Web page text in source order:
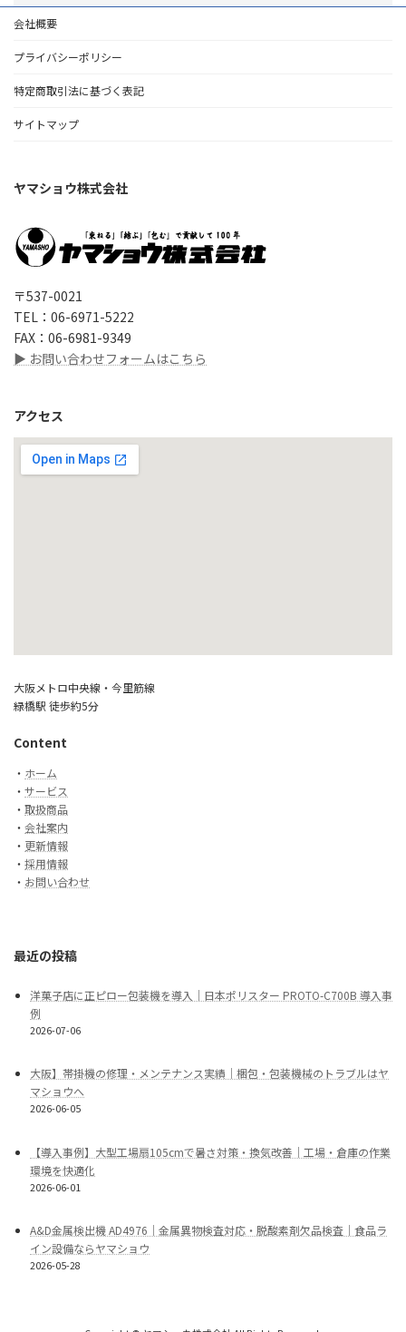
会社概要
プライバシーポリシー
特定商取引法に基づく表記
サイトマップ
ヤマショウ株式会社
〒537-0021
TEL：06-6971-5222
FAX：06-6981-9349
▶ お問い合わせフォームはこちら
アクセス
大阪メトロ中央線・今里筋線
緑橋駅 徒歩約5分
Content
・ ホーム
・ サービス
・ 取扱商品
・ 会社案内
・ 更新情報
・ 採用情報
・ お問い合わせ
最近の投稿
洋菓子店に正ピロー包装機を導入｜日本ポリスター PROTO-C700B 導入事
例
2026-07-06
大阪】帯掛機の修理・メンテナンス実績｜梱包・包装機械のトラブルはヤ
マショウへ
2026-06-05
【導入事例】大型工場扇105cmで暑さ対策・換気改善｜工場・倉庫の作業
環境を快適化
2026-06-01
A&D金属検出機 AD4976｜金属異物検査対応・脱酸素剤欠品検査｜食品ラ
イン設備ならヤマショウ
2026-05-28